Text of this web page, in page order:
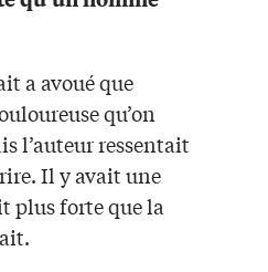
a avoué que
qu’on
l’auteur ressentait
Il y avait une
plus forte que la